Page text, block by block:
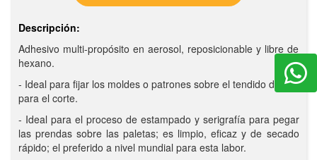
Descripción:
Adhesivo multi-propósito en aerosol, reposicionable y libre de
hexano.
- Ideal para fijar los moldes o patrones sobre el tendido de tela
para el corte.
- Ideal para el proceso de estampado y serigrafía para pegar
las prendas sobre las paletas; es limpio, eficaz y de secado
rápido; el preferido a nivel mundial para esta labor.